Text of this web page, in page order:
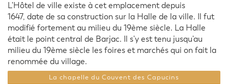
L'Hôtel de ville existe à cet emplacement depuis
1647, date de sa construction sur la Halle de la ville. Il fut
modifié fortement au milieu du 19ème siècle. La Halle
était le point central de Barjac. Il s'y est tenu jusqu'au
milieu du 19ème siècle les foires et marchés qui on fait la
renommée du village.
La chapelle du Couvent des Capucins